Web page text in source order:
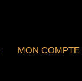
MON COMPTE